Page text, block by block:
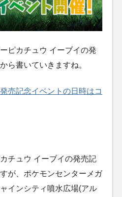
ピカチュウ イーブイの発
ら書いていきますね。
売記念イベントの日時はコ
チュウ イーブイの発売記
が、ポケモンセンターメガ
インシティ噴水広場(アル